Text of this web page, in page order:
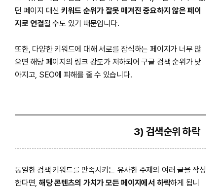
던 페이지 대신 키워드 순위가 잘못 매겨진 중요하지 않은 페이
지로 연결될 수도 있기 때문입니다.
또한, 다양한 키워드에 대해 서로를 잠식하는 페이지가 너무 많
으면 해당 페이지의 링크 강도가 저하되어 구글 검색 순위가 낮
아지고, SEO에 피해를 줄 수 있습니다.
3) 검색순위 하락
동일한 검색 키워드를 만족시키는 유사한 주제의 여러 글을 작성
한다면, 해당 콘텐츠의 가치가 모든 페이지에서 하락하게 됩니